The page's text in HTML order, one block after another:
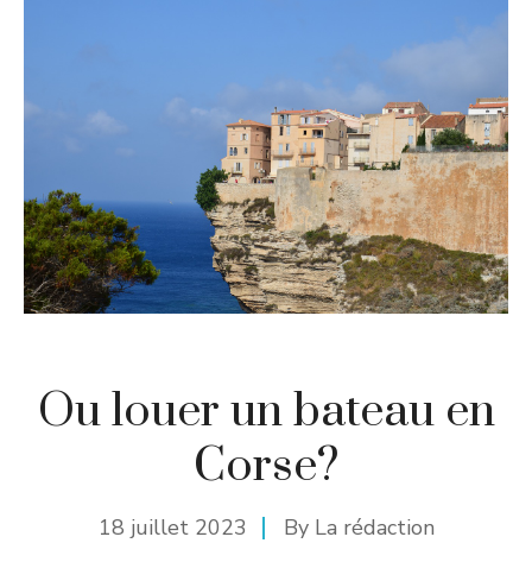
Ou louer un bateau en
Corse?
18 juillet 2023 By La rédaction